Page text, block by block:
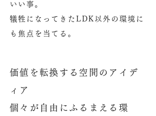
いい事。
犠牲になってきたLDK以外の環境に
も焦点を当てる。
価値を転換する空間のアイデ
ィア
​個々が自由にふるまえる環